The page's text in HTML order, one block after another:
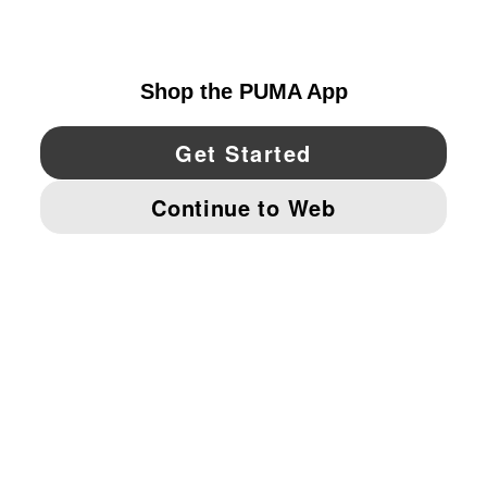
YouTube Twitter Pinterest
IMPRINT AND LEGAL DATA